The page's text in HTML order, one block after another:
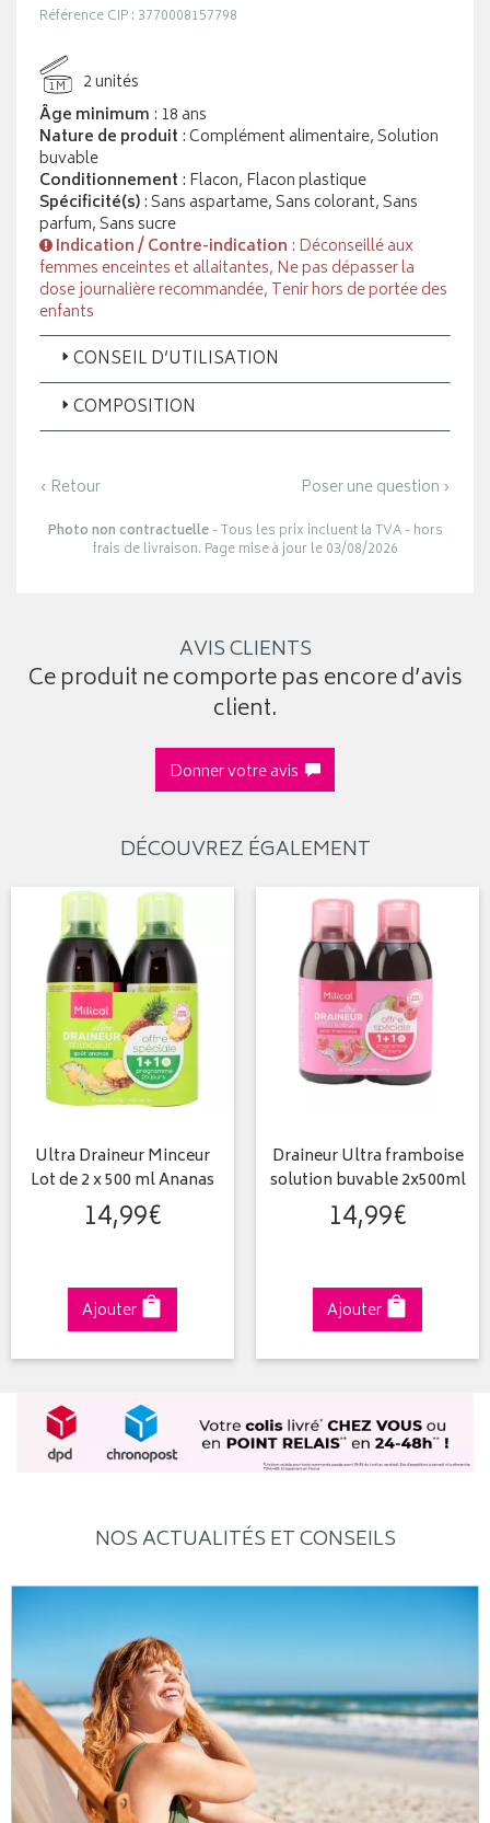
Référence CIP : 3770008157798
1M
2 unités
Âge minimum : 18 ans
Nature de produit : Complément alimentaire, Solution
buvable
Conditionnement : Flacon, Flacon plastique
Spécificité(s): Sans aspartame, Sans colorant, Sans
parfum, Sans sucre
Indication / Contre-indication : Déconseillé aux
femmes enceintes et allaitantes, Ne pas dépasser la
dose journalière recommandée, Tenir hors de portée des
enfants
CONSEIL D’UTILISATION
COMPOSITION
‹ Retour Poser une question ›
Photo non contractuelle- Tous les prix incluent la TVA - hors
frais de livraison. Page mise à jour le 03/08/2026
AVIS CLIENTS
Ce produit ne comporte pas encore d’avis
client.
Donner votre avis
DÉCOUVREZ ÉGALEMENT
Ultra Draineur Minceur
Lot de 2 x 500 ml Ananas
14,99€
Ajouter
Draineur Ultra framboise
solution buvable 2x500ml
14,99€
Ajouter
NOS ACTUALITÉS ET CONSEILS